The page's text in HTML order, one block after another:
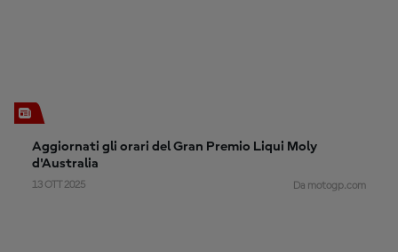
Aggiornati gli orari del Gran Premio Liqui Moly
d'Australia
13 OTT 2025 Da motogp.com